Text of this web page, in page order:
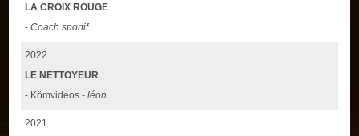
LA CROIX ROUGE
-Coach sportif
2022
LE NETTOYEUR
- Kömvideos -léon
2021